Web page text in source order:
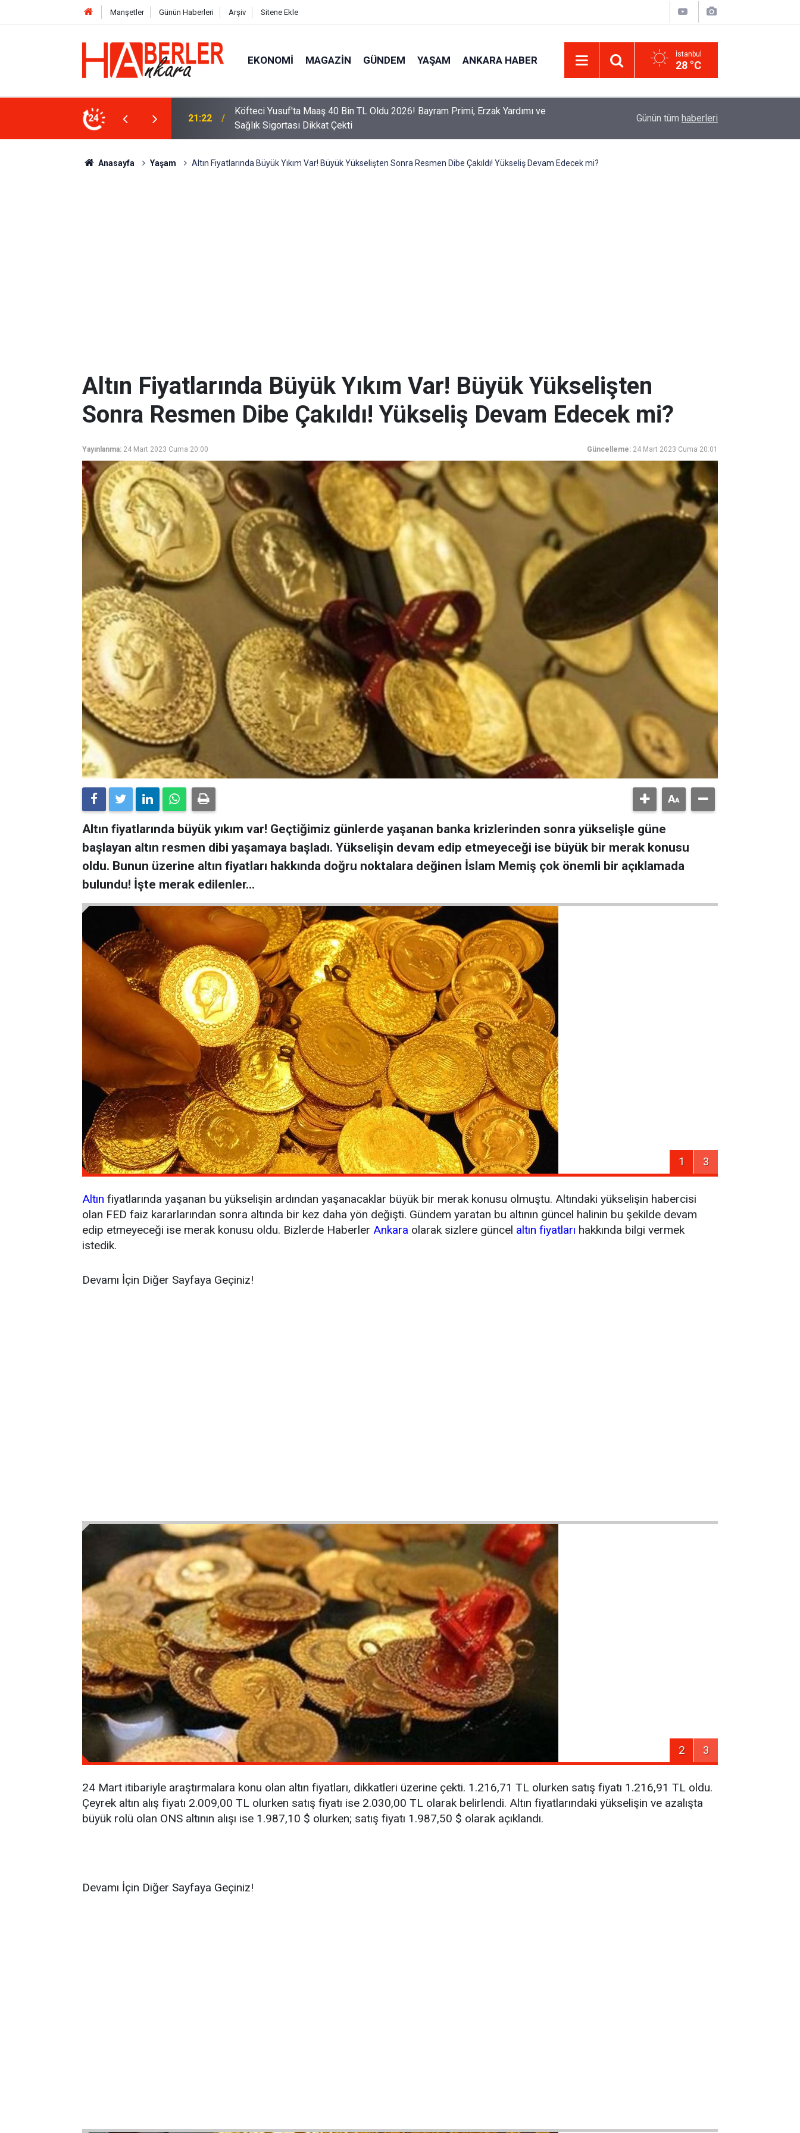
Manşetler Günün Haberleri Arşiv Sitene Ekle
EKONOMI MAGAZIN GÜNDEM YAŞAM ANKARA HABER İstanbul
28 °C
24
2026! Bayram Primi, Erzak Yardımı ve
12:33 Sürücüler Dikkat! Yeni Dönemde 3 İhlal Ehliyet İptaline Neden Olacak
Uzadı, Ödeme Kuralları Değişti
Günün tüm haberleri
Anasayfa Yaşam Altın Fiyatlarında Büyük Yıkım Var! Büyük Yükselişten Sonra Resmen Dibe Çakıldı! Yükseliş Devam Edecek mi?
Altın Fiyatlarında Büyük Yıkım Var! Büyük Yükselişten
Sonra Resmen Dibe Çakıldı! Yükseliş Devam Edecek mi?
Yayınlanma: 24 Mart 2023 Cuma 20:00 Güncelleme: 24 Mart 2023 Cuma 20:01
Altın fiyatlarında büyük yıkım var! Geçtiğimiz günlerde yaşanan banka krizlerinden sonra yükselişle güne
başlayan altın resmen dibi yaşamaya başladı. Yükselişin devam edip etmeyeceği ise büyük bir merak konusu
oldu. Bunun üzerine altın fiyatları hakkında doğru noktalara değinen İslam Memiş çok önemli bir açıklamada
bulundu! İşte merak edilenler…
1 3
Altın fiyatlarında yaşanan bu yükselişin ardından yaşanacaklar büyük bir merak konusu olmuştu. Altındaki yükselişin habercisi
olan FED faiz kararlarından sonra altında bir kez daha yön değişti. Gündem yaratan bu altının güncel halinin bu şekilde devam
edip etmeyeceği ise merak konusu oldu. Bizlerde Haberler Ankara olarak sizlere güncel altın fiyatları hakkında bilgi vermek
istedik.
Devamı İçin Diğer Sayfaya Geçiniz!
2 3
24 Mart itibariyle araştırmalara konu olan altın fiyatları, dikkatleri üzerine çekti. 1.216,71 TL olurken satış fiyatı 1.216,91 TL oldu.
Çeyrek altın alış fiyatı 2.009,00 TL olurken satış fiyatı ise 2.030,00 TL olarak belirlendi. Altın fiyatlarındaki yükselişin ve azalışta
büyük rolü olan ONS altının alışı ise 1.987,10 $ olurken; satış fiyatı 1.987,50 $ olarak açıklandı.
Devamı İçin Diğer Sayfaya Geçiniz!